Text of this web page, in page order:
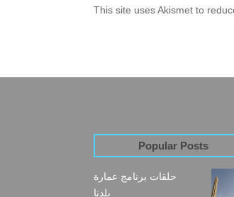
This site uses Akismet to
Popular Posts
حلقات برنامج عمارة
بلدنا